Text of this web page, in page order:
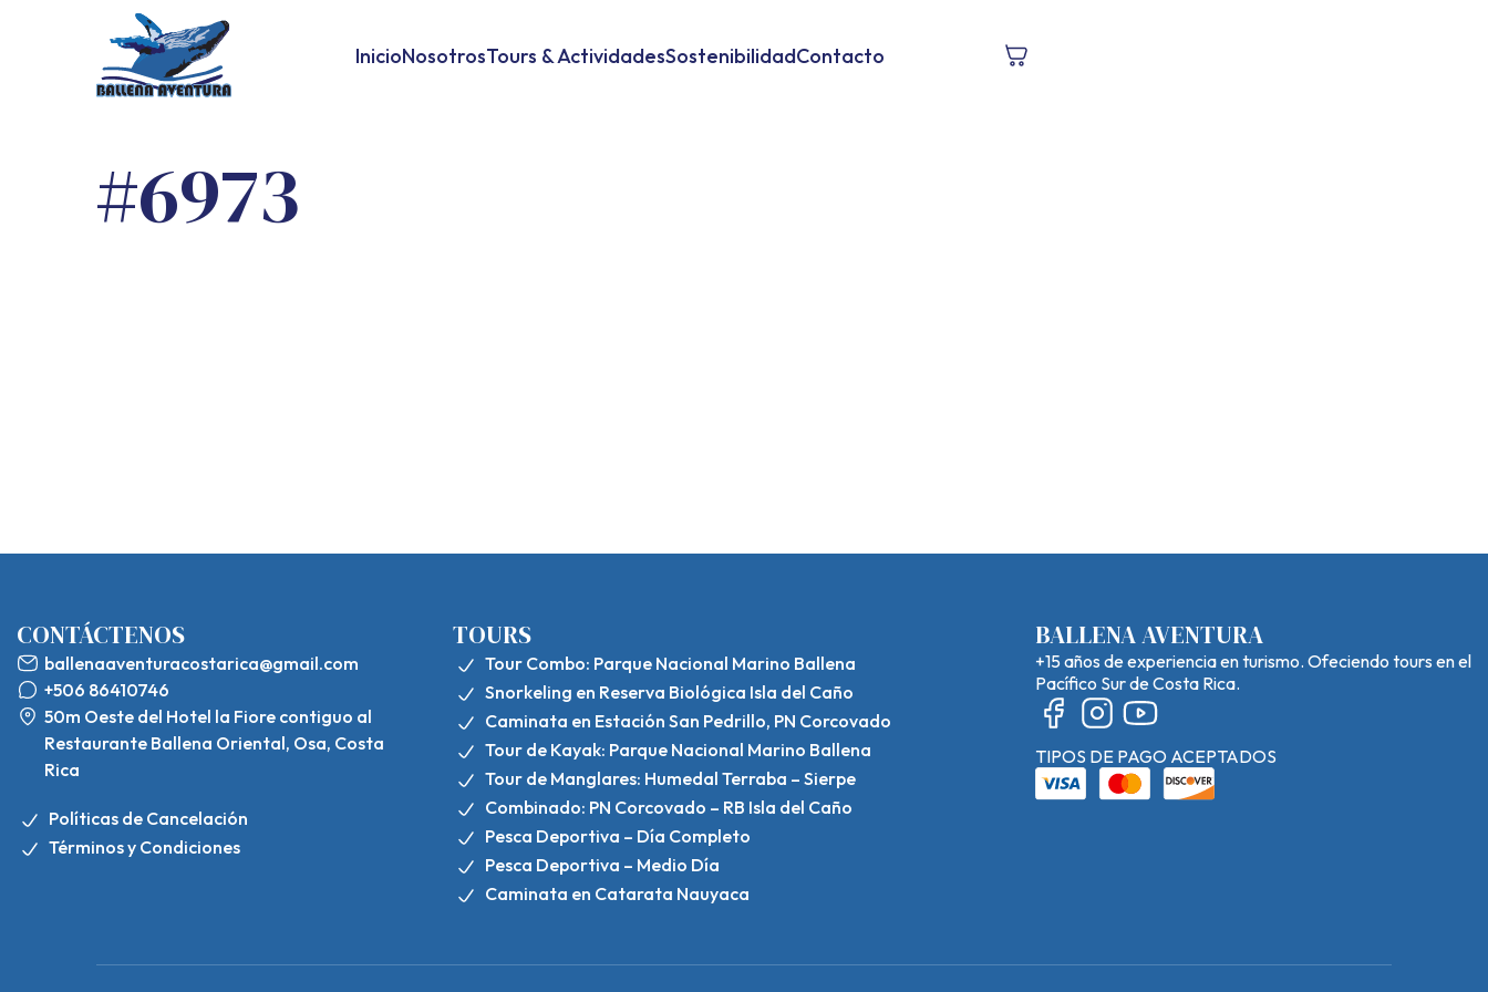
InicioNosotrosTours & ActividadesSostenibilidadContacto
#6973
CONTÁCTENOS
ballenaaventuracostarica@gmail.com
+506 86410746
50m Oeste del Hotel la Fiore contiguo al
Restaurante Ballena Oriental, Osa, Costa
Rica
Políticas de Cancelación
Términos y Condiciones
TOURS
Tour Combo: Parque Nacional Marino Ballena
Snorkeling en Reserva Biológica Isla del Caño
Caminata en Estación San Pedrillo, PN Corcovado
Tour de Kayak: Parque Nacional Marino Ballena
Tour de Manglares: Humedal Terraba – Sierpe
Combinado: PN Corcovado – RB Isla del Caño
Pesca Deportiva – Día Completo
Pesca Deportiva – Medio Día
Caminata en Catarata Nauyaca
BALLENA AVENTURA
+15 años de experiencia en turismo. Ofeciendo tours en el
Pacífico Sur de Costa Rica.
TIPOS DE PAGO ACEPTADOS